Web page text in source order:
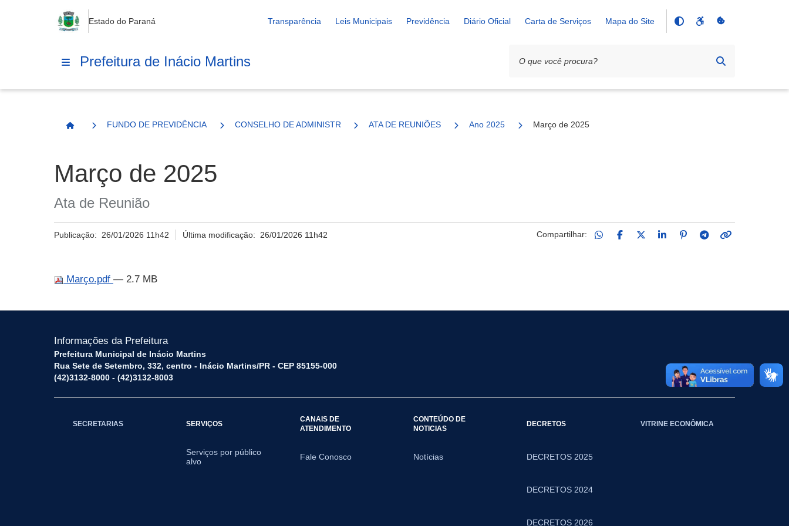
Estado do Paraná Transparência Leis Municipais Previdência Diário Oficial Carta de Serviços Mapa do Site
Prefeitura de Inácio Martins
Página Inicial
FUNDO DE PREVIDÊNCIA CONSELHO DE ADMINISTRAÇÃO ATA DE REUNIÕES Ano 2025 Março de 2025
Março de 2025
Ata de Reunião
Publicação: 26/01/2026 11h42 Última modificação: 26/01/2026 11h42 Compartilhar:
Março.pdf — 2.7 MB
Informações da Prefeitura
Prefeitura Municipal de Inácio Martins
Rua Sete de Setembro, 332, centro - Inácio Martins/PR - CEP 85155-000
(42)3132-8000 - (42)3132-8003
SECRETARIAS SERVIÇOS
Serviços por público
alvo
CANAIS DE
ATENDIMENTO
Fale Conosco
CONTEÚDO DE
NOTICIAS
Notícias
DECRETOS
DECRETOS 2025
DECRETOS 2024
DECRETOS 2026
VITRINE ECONÔMICA